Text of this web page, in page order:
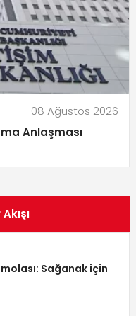
08 Ağustos 2026
Anlaşması
Sağanak için